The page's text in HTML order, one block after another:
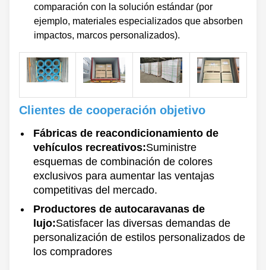
comparación con la solución estándar (por
ejemplo, materiales especializados que absorben
impactos, marcos personalizados).
Clientes de cooperación objetivo
Fábricas de reacondicionamiento de
vehículos recreativos:Suministre
esquemas de combinación de colores
exclusivos para aumentar las ventajas
competitivas del mercado.
Productores de autocaravanas de
lujo:Satisfacer las diversas demandas de
personalización de estilos personalizados de
los compradores